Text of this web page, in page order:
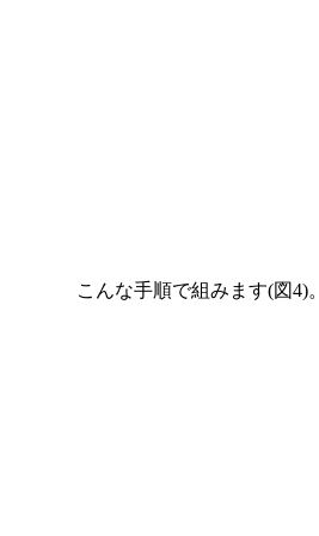
こんな手順で組みます(図4)。